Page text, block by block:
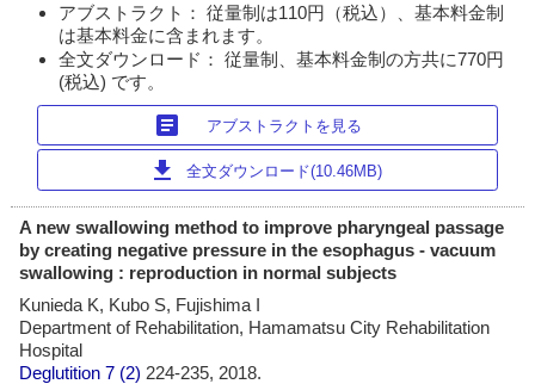
アブストラクト： 従量制は110円（税込）、基本料金制
は基本料金に含まれます。
全文ダウンロード： 従量制、基本料金制の方共に770円
(税込) です。
article アブストラクトを見る
download 全文ダウンロード(10.46MB)
A new swallowing method to improve pharyngeal passage
by creating negative pressure in the esophagus - vacuum
swallowing : reproduction in normal subjects
Kunieda K, Kubo S, Fujishima I
Department of Rehabilitation, Hamamatsu City Rehabilitation
Hospital
Deglutition 7 (2) 224-235, 2018.